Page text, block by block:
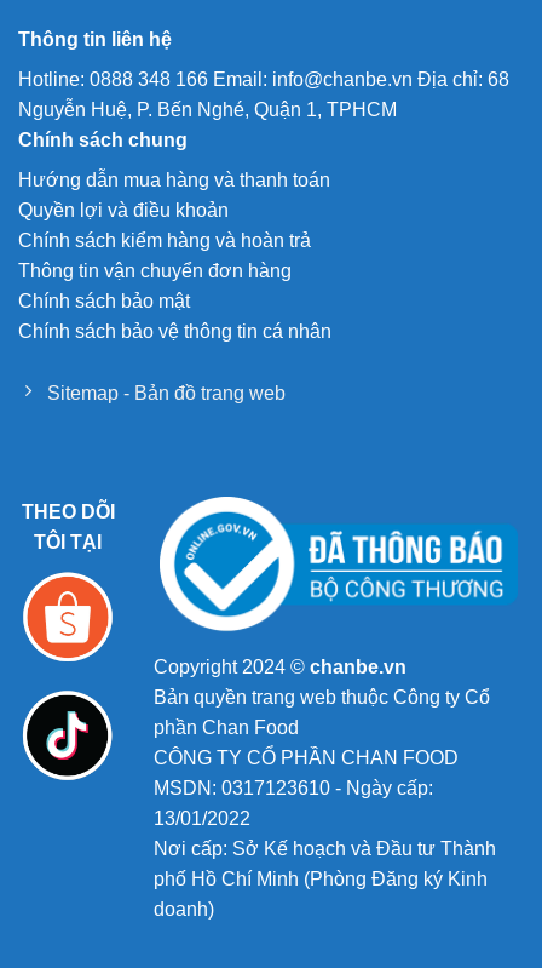
Thông tin liên hệ
Hotline: 0888 348 166 Email: info@chanbe.vn Địa chỉ: 68
Nguyễn Huệ, P. Bến Nghé, Quận 1, TPHCM
Chính sách chung
Hướng dẫn mua hàng và thanh toán
Quyền lợi và điều khoản
Chính sách kiểm hàng và hoàn trả
Thông tin vận chuyển đơn hàng
Chính sách bảo mật
Chính sách bảo vệ thông tin cá nhân
Sitemap - Bản đồ trang web
THEO DÕI
TÔI TẠI
Copyright 2024 © chanbe.vn
Bản quyền trang web thuộc Công ty Cổ
phần Chan Food
CÔNG TY CỔ PHẦN CHAN FOOD
MSDN: 0317123610 - Ngày cấp:
13/01/2022
Nơi cấp: Sở Kế hoạch và Đầu tư Thành
phố Hồ Chí Minh (Phòng Đăng ký Kinh
doanh)